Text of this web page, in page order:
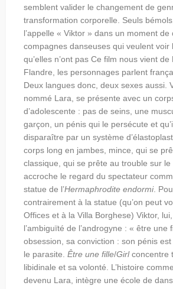
semblent valider le changement de
transformation corporelle. Seuls
l’appelle « Viktor » dans un moment de
compagnes danseuses qui veulent voir
qu’elles n’ont pas Ce film nous vient de
Flandre, les personnages parlent
Deux langues donc, deux sexes aussi.
nommé Lara, se présente avec un
d’adolescente : pas de seins, une
garçon, un pénis qui le persécute et
disparaître par un système
corps long en jambes, mince, qui se
classique, qui se prête au trouble sur le
accroche le regard du spectateur
statue de l’Hermaphrodite endormi.
contrairement à la statue (qu’on peut
Offices et à la Villa Borghese) Viktor,
l’ambiguïté de l’androgyne : « être une
obsession, sa conviction : son pénis est
le parasite. Être une fille/Girlconcentre
libidinale et sa volonté.
L’histoire
devenu Lara, intègre une école de